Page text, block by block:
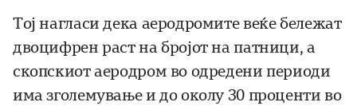
Тој нагласи дека аеродромите веќе бележат
двоцифрен раст на бројот на патници, а
скопскиот аеродром во одредени периоди
има зголемување и до околу 30 проценти во